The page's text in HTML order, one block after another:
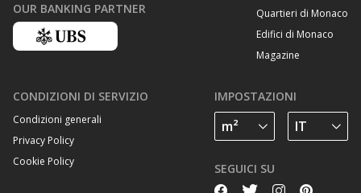
OUR BANKING PARTNER
Quartieri di Monaco
Edifici di Monaco
Magazine
CONDIZIONI DI SERVIZIO
Condizioni generali
Privacy Policy
Cookie Policy
IMPOSTAZIONI
SEGUICI SU